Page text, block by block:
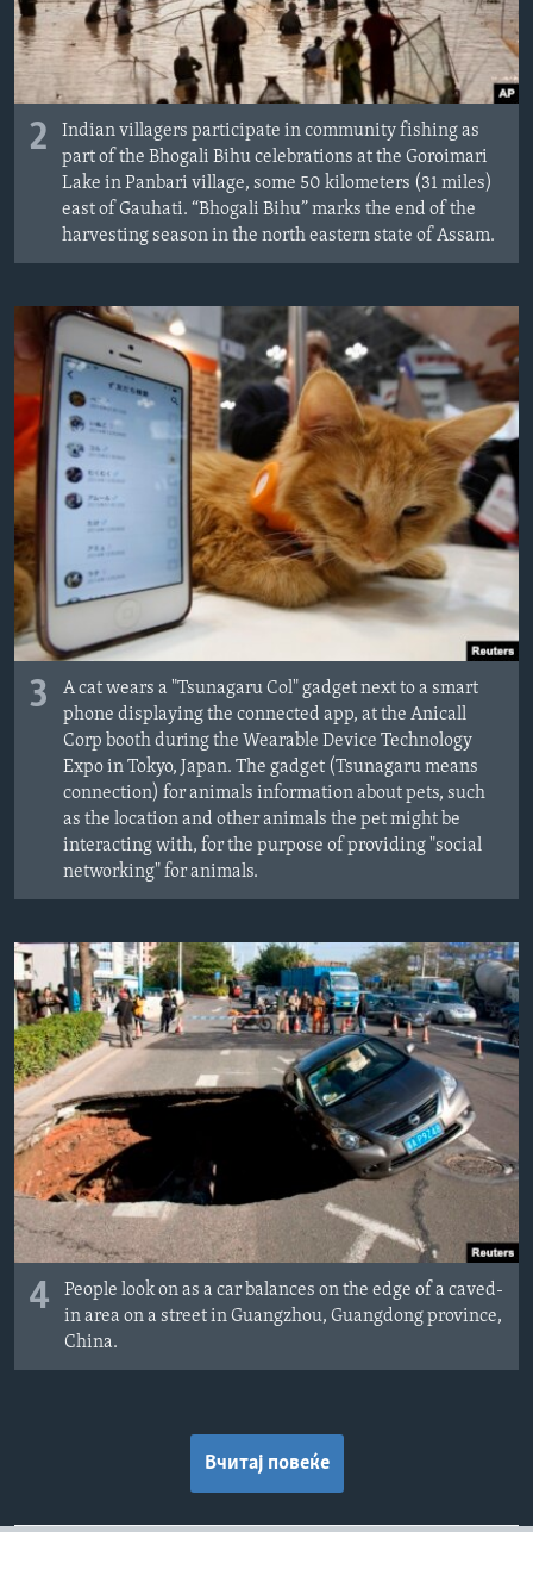
2
Indian villagers participate in community fishing as
part of the Bhogali Bihu celebrations at the Goroimari
Lake in Panbari village, some 50 kilometers (31 miles)
east of Gauhati. “Bhogali Bihu” marks the end of the
harvesting season in the north eastern state of Assam.
3
A cat wears a "Tsunagaru Col" gadget next to a smart
phone displaying the connected app, at the Anicall
Corp booth during the Wearable Device Technology
Expo in Tokyo, Japan. The gadget (Tsunagaru means
connection) for animals information about pets, such
as the location and other animals the pet might be
interacting with, for the purpose of providing "social
networking" for animals.
4
People look on as a car balances on the edge of a caved-
in area on a street in Guangzhou, Guangdong province,
China.
Вчитај повеќе